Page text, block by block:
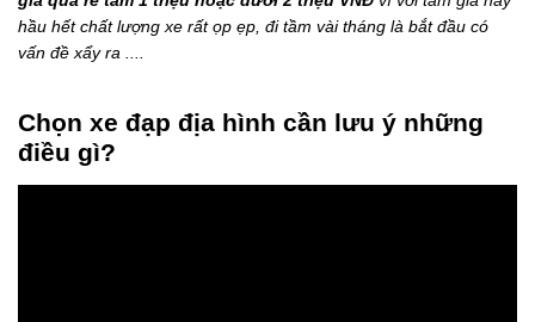
hầu hết chất lượng xe rất ọp ẹp, đi tầm vài tháng là bắt đầu có
vấn đề xẩy ra ....
Chọn xe đạp địa hình cần lưu ý những
điều gì?